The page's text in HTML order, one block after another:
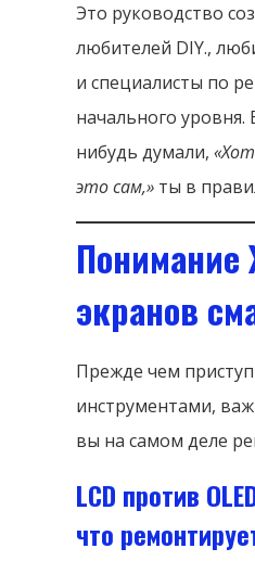
Это руководство
любителей DIY.,
и специалисты по
начального уровня.
нибудь думали,
это сам,» ты в
экранов
Прежде чем
инструментами,
вы на самом деле
LCD против
что